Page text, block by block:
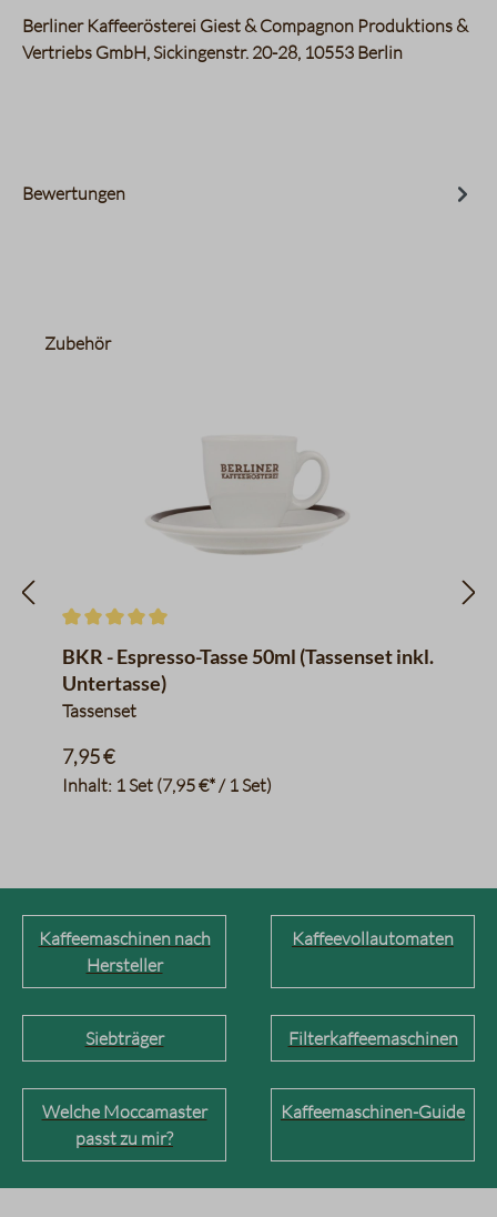
Berliner Kaffeerösterei Giest & Compagnon Produktions &
Vertriebs GmbH, Sickingenstr. 20-28, 10553 Berlin
Bewertungen
Produktgalerie überspringen
Zubehör
Durchschnittliche Bewertung von 5 von 5 Sternen
BKR - Espresso-Tasse 50ml (Tassenset inkl.
Untertasse)
Tassenset
Inhalt: 1 Set (7,95 €* / 1 Set)
7,95 €
Kaffeemaschinen nach
Hersteller
Kaffeevollautomaten
Siebträger Filterkaffeemaschinen
Welche Moccamaster
passt zu mir?
Kaffeemaschinen-Guide